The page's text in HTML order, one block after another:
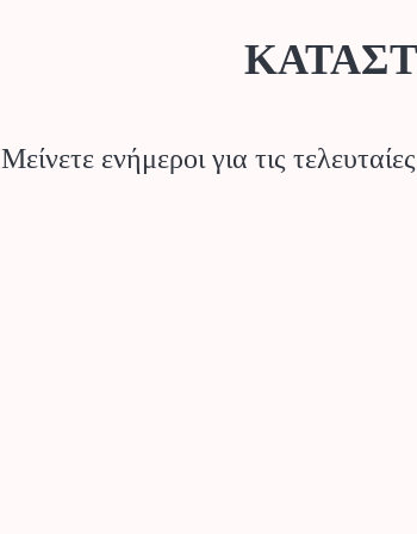
Μείνετε ενήμεροι για τις